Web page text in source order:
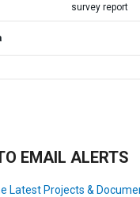
survey report
EMAIL ALERTS
Latest Projects &